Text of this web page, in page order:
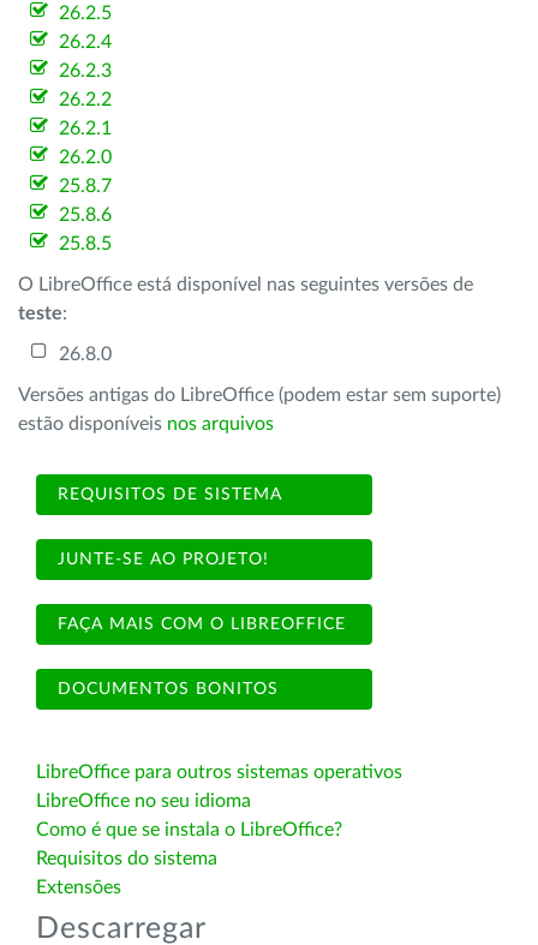
26.2.5
26.2.4
26.2.3
26.2.2
26.2.1
26.2.0
25.8.7
25.8.6
25.8.5
O LibreOffice está disponível nas seguintes versões de
teste:
26.8.0
Versões antigas do LibreOffice (podem estar sem suporte)
estão disponíveis nos arquivos
REQUISITOS DE SISTEMA
JUNTE-SE AO PROJETO!
FAÇA MAIS COM O LIBREOFFICE
DOCUMENTOS BONITOS
LibreOffice para outros sistemas operativos
LibreOffice no seu idioma
Como é que se instala o LibreOffice?
Requisitos do sistema
Extensões
Descarregar